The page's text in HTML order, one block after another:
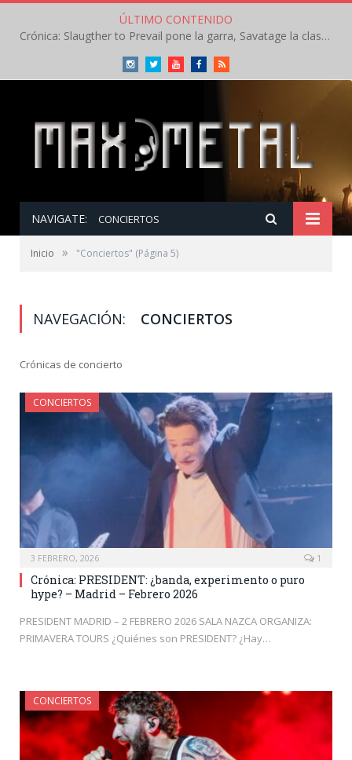
ÚLTIMO CONTENIDO
Crónica: Slaugther to Prevail pone la garra, Savatage la clase en la apertura del Leyendas del Rock – Miércoles – Agosto 2026
InstagramTwitterYoutubeFacebookRSS
NAVIGATE: CONCIERTOS
Inicio » "Conciertos" (Página 5)
NAVEGACIÓN: CONCIERTOS
Crónicas de concierto
CONCIERTOS
3 FEBRERO, 2026 1
Crónica: PRESIDENT: ¿banda, experimento o puro
hype? – Madrid – Febrero 2026
PRESIDENT MADRID – 2 FEBRERO 2026 SALA NAZCA ORGANIZA:
PRIMAVERA TOURS ¿Quiénes son PRESIDENT? ¿Hay…
CONCIERTOS